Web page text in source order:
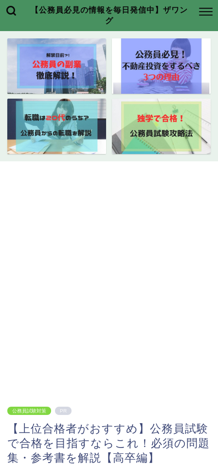
【公務員必見の情報を毎日発信中】ザワン
グ
公務員試験対策 PR
【上位合格者がおすすめ】公務員試験
で合格を目指すならこれ！必須の問題
集・参考書を解説【高卒編】